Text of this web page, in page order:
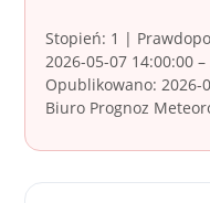
Stopień: 1 |
2026-05-07 14:00:00
Opublikowano: 2026-
Biuro Prognoz